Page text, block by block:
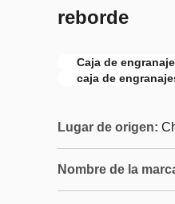
reborde
Caja de
caja de
Lugar de origen:
Nombre de la